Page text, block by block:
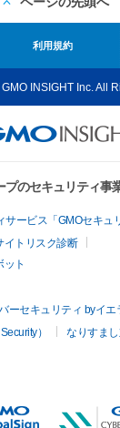
利用規約
INSIGHT Inc. All
のセキュリティ事
ービス「GMOセキュ
イトリスク診断
ット
ーセキュリティ byイエ
）
なりすま